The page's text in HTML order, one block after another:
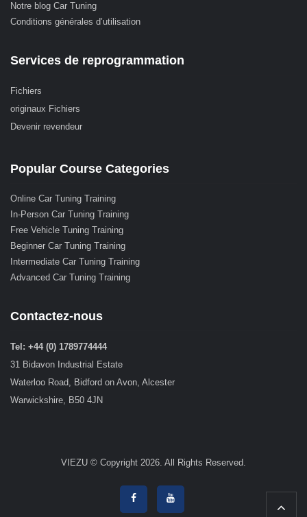
Notre blog Car Tuning
Conditions générales d’utilisation
Services de reprogrammation
Fichiers
originaux Fichiers
Devenir revendeur
Popular Course Categories
Online Car Tuning Training
In-Person Car Tuning Training
Free Vehicle Tuning Training
Beginner Car Tuning Training
Intermediate Car Tuning Training
Advanced Car Tuning Training
Contactez-nous
Tel: +44 (0) 1789774444
31 Bidavon Industrial Estate
Waterloo Road, Bidford on Avon, Alcester
Warwickshire, B50 4JN
VIEZU © Copyright 2026. All Rights Reserved.